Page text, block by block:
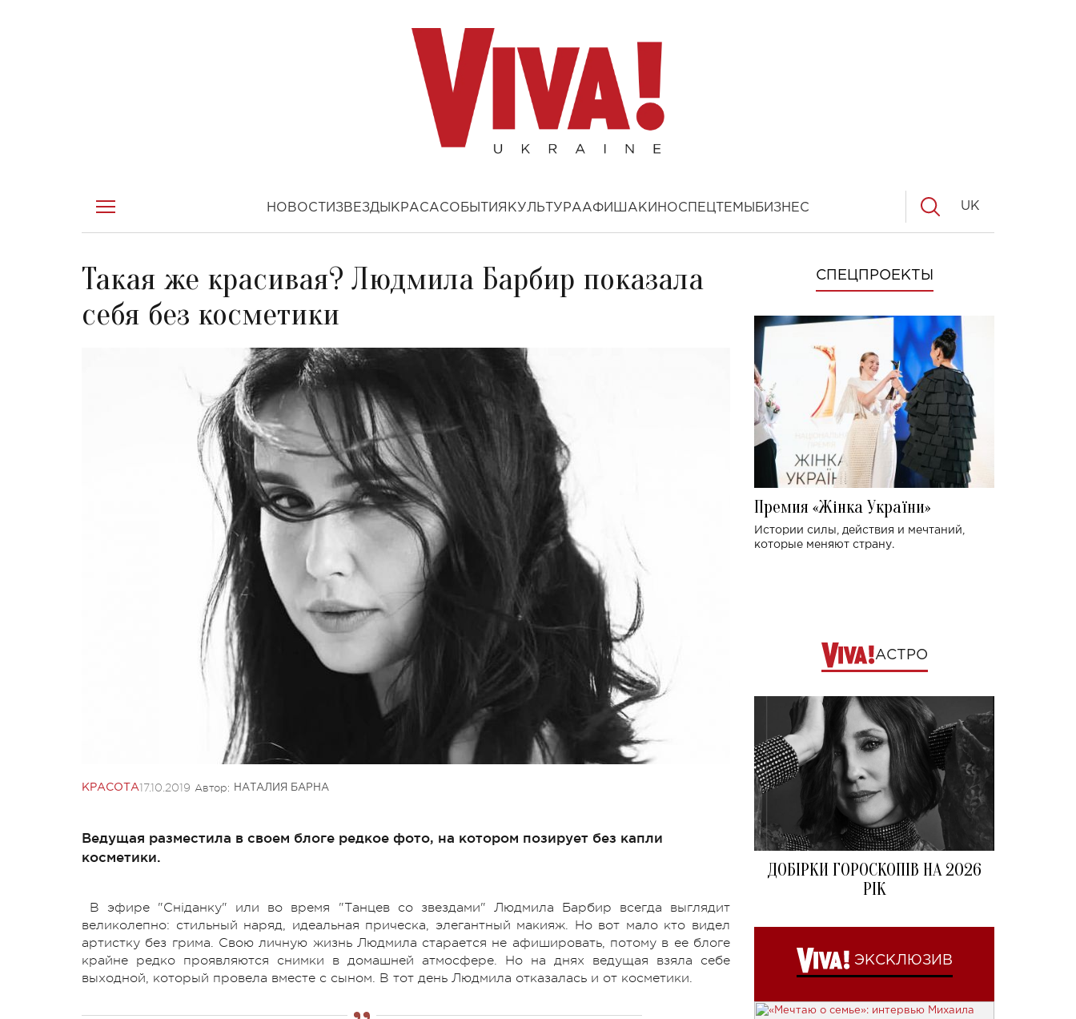
НОВОСТИ ЗВЕЗДЫ КРАСАСОБЫТИЯ КУЛЬТУРААФИША КИНОСПЕЦТЕМЫ БИЗНЕС UK
Такая же красивая? Людмила Барбир показала
себя без косметики
КРАСОТА17.10.2019 Автор: НАТАЛИЯ БАРНА
Ведущая разместила в своем блоге редкое фото, на котором позирует без капли
косметики.
В эфире "Сніданку" или во время "Танцев со звездами" Людмила Барбир всегда выглядит
великолепно: стильный наряд, идеальная прическа, элегантный макияж. Но вот мало кто видел
артистку без грима. Свою личную жизнь Людмила старается не афишировать, потому в ее блоге
крайне редко проявляются снимки в домашней атмосфере. Но на днях ведущая взяла себе
выходной, который провела вместе с сыном. В тот день Людмила отказалась и от косметики.
СПЕЦПРОЕКТЫ
Премия «Жінка України»
Истории силы, действия и мечтаний,
которые меняют страну.
АСТРО
ДОБІРКИ ГОРОСКОПІВ НА 2026
РІК
ЭКСКЛЮЗИВ